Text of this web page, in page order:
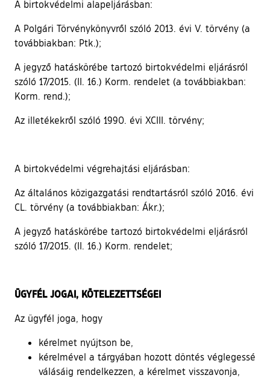
A birtokvédelmi alapeljárásban:
A Polgári Törvénykönyvről szóló 2013. évi V. törvény (a
továbbiakban: Ptk.);
A jegyző hatáskörébe tartozó birtokvédelmi eljárásról
szóló 17/2015. (II. 16.) Korm. rendelet (a továbbiakban:
Korm. rend.);
Az illetékekről szóló 1990. évi XCIII. törvény;
A birtokvédelmi végrehajtási eljárásban:
Az általános közigazgatási rendtartásról szóló 2016. évi
CL. törvény (a továbbiakban: Ákr.);
A jegyző hatáskörébe tartozó birtokvédelmi eljárásról
szóló 17/2015. (II. 16.) Korm. rendelet;
ÜGYFÉL JOGAI, KÖTELEZETTSÉGEI
Az ügyfél joga, hogy
kérelmet nyújtson be,
kérelmével a tárgyában hozott döntés véglegessé
válásáig rendelkezzen, a kérelmet visszavonja,